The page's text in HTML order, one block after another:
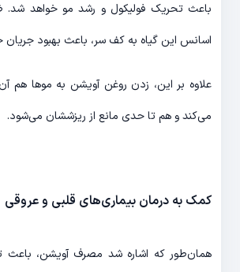
باعث تحریک فولیکول و رشد مو خواهد شد.
اسانس این گیاه به کف سر، باعث بهبود
علاوه بر این، زدن روغن آویشن به موها هم
می‌کند و هم تا حدی مانع از ریزششان می‌شود.
کمک به درمان بیماری‌های قلبی و عروقی
همان‌طور که اشاره شد مصرف آویشن، باعث